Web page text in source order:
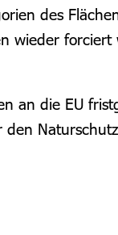
des
wieder
an die EU